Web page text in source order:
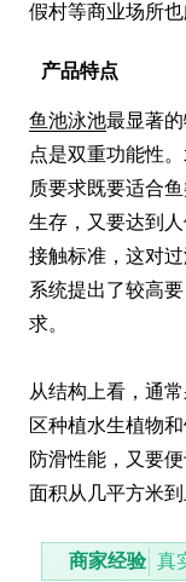
假村等商业场所也
产品特点
鱼池泳池最显著
点是双重功能性
质要求既要适合
生存，又要达到
接触标准，这对
系统提出了较高要
求。
从结构上看，通
区种植水生植物
防滑性能，又要
面积从几平方米到
商家经验 真